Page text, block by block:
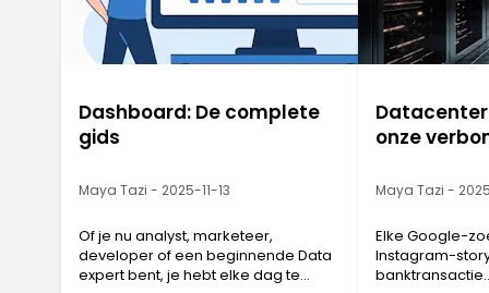
Dashboard: De complete
gids
Maya Tazi - 2025-11-13
Of je nu analyst, marketeer,
developer of een beginnende Data
expert bent, je hebt elke dag te
onze
Maya Tazi -
Elke Google-
Instagram-